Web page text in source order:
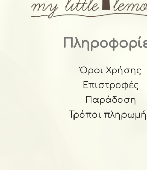
Όροι Χρήσης
Επιστροφές
Παράδοση
Τρόποι